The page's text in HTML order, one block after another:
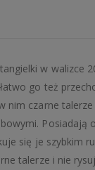
w walizce
go też
nim czarne
Posiadają
się je szybkim
talerze i nie